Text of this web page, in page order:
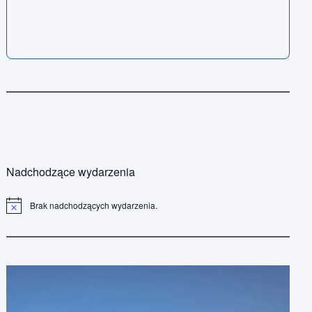
Nadchodzące wydarzenia
P
d
Brak nadchodzących wydarzenia.